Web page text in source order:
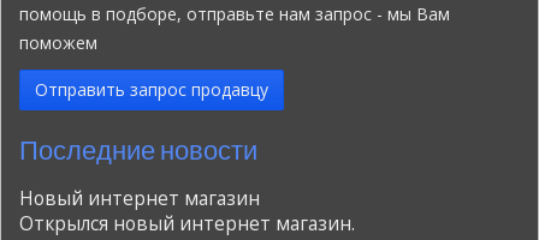
помощь в подборе, отправьте нам запрос - мы Вам
поможем
Отправить запрос продавцу
Последние новости
Новый интернет магазин
Открылся новый интернет магазин.